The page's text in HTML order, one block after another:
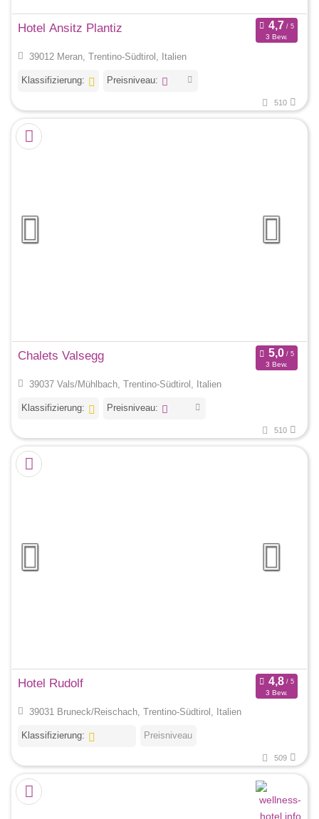
Hotel Ansitz Plantiz
3 Bew.
39012 Meran, Trentino-Südtirol, Italien
Klassifizierung: Preisniveau:
510
Chalets Valsegg
3 Bew.
39037 Vals/Mühlbach, Trentino-Südtirol, Italien
Klassifizierung: Preisniveau:
510
Hotel Rudolf
3 Bew.
39031 Bruneck/Reischach, Trentino-Südtirol, Italien
Klassifizierung: Preisniveau
509